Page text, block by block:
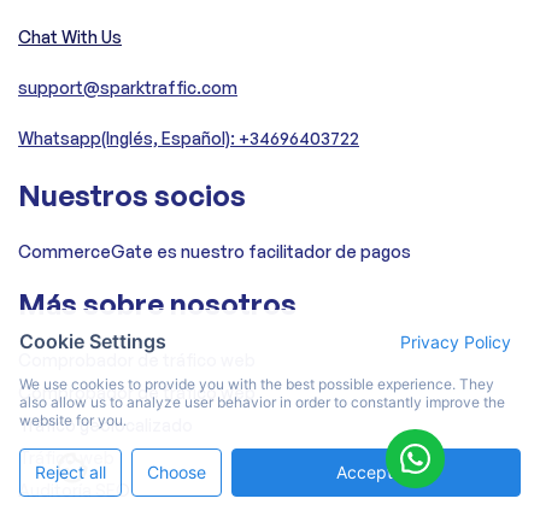
Chat With Us
support@sparktraffic.com
Whatsapp(Inglés, Español): +34696403722
Nuestros socios
CommerceGate es nuestro facilitador de pagos
Más sobre nosotros
Comprobador de tráfico web
Comprobador de tráfico web
Tráfico geolocalizado
Tráfico web
Auditoría SEO
Cookie Settings Privacy Policy
We use cookies to provide you with the best possible experience. They
also allow us to analyze user behavior in order to constantly improve the
website for you.
Reject all Choose Accept All